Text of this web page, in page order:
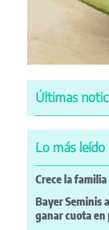
Últimas
Lo más leído
Crece la
Bayer Seminis
ganar cuota en